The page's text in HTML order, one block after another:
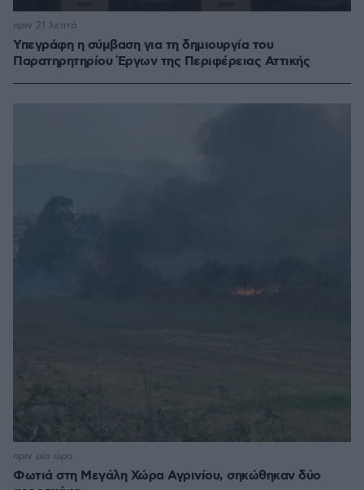
Υπεγράφη η σύμβαση για τη δημιουργία του
Παρατηρητηρίου Έργων της Περιφέρειας Αττικής
πριν 21 λεπτά
Φωτιά στη Μεγάλη Χώρα Αγρινίου, σηκώθηκαν δύο
πριν μία ώρα